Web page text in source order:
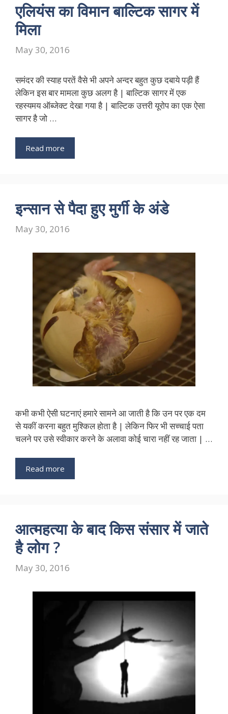
एलियंस का विमान बाल्टिक सागर में
मिला
May 30, 2016
समंदर की स्याह परतें वैसे भी अपने अन्दर बहुत कुछ दबाये पड़ी हैं
लेकिन इस बार मामला कुछ अलग है | बाल्टिक सागर में एक
रहस्यमय ऑब्जेक्ट देखा गया है | बाल्टिक उत्तरी यूरोप का एक ऐसा
सागर है जो …
Read more
इन्सान से पैदा हुए मुर्गी के अंडे
May 30, 2016
कभी कभी ऐसी घटनाएं हमारे सामने आ जाती है कि उन पर एक दम
से यकीं करना बहुत मुश्किल होता है | लेकिन फिर भी सच्चाई पता
चलने पर उसे स्वीकार करने के अलावा कोई चारा नहीं रह जाता | …
Read more
आत्महत्या के बाद किस संसार में जाते
है लोग ?
May 30, 2016